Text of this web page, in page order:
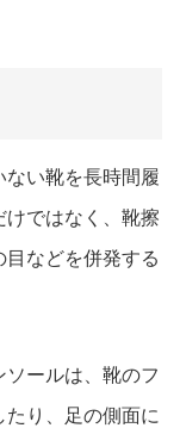
い靴を長時間履
ではなく、 靴擦
などを併発する
ールは、靴のフ
り、足の側面に